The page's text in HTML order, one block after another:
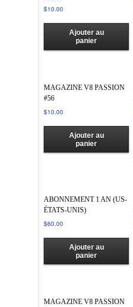
Note
4.00
$10.00
Ajouter au
panier
MAGAZINE V8 PASSION
#56
$10.00
Ajouter au
panier
ABONNEMENT 1 AN (US-
ÉTATS-UNIS)
$60.00
Ajouter au
panier
MAGAZINE V8 PASSION